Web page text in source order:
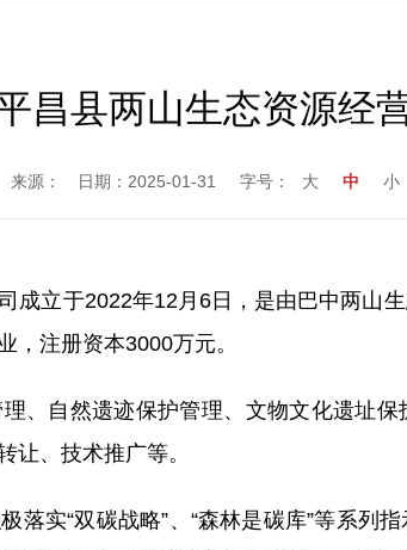
昌县两山生态资源经
来源： 日期：2025-01-31 字号： 大 中 小
立于2022年12月6日，是由巴中两山
，注册资本3000万元。
自然遗迹保护管理、文物文化遗址保
让、技术推广等。
实“双碳战略”、“森林是碳库”等系列